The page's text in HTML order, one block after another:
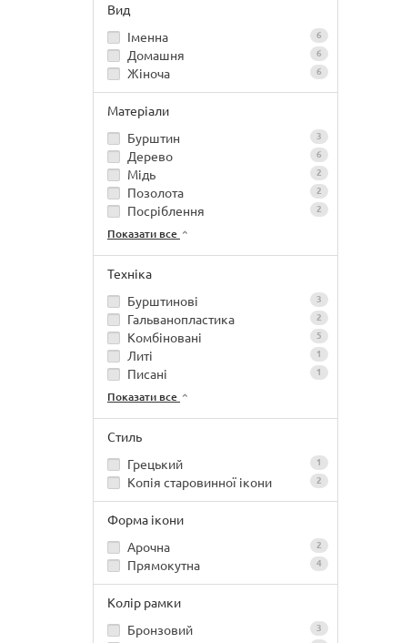
Вид
Іменна
6
Домашня 6
Жіноча 6
Матеріали
Бурштин
3
Дерево 6
Мідь 2
Позолота 2
Посріблення 2
Показати все
Техніка
Бурштинові
3
Гальванопластика 2
Комбіновані 5
Литі 1
Писані 1
Показати все
Стиль
Грецький
1
Копія старовинної ікони 2
Форма ікони
Арочна
2
Прямокутна 4
Колір рамки
Бронзовий
3